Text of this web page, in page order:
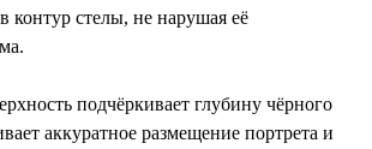
контур стелы, не нарушая её
подчёркивает глубину чёрного
аккуратное размещение портрета и